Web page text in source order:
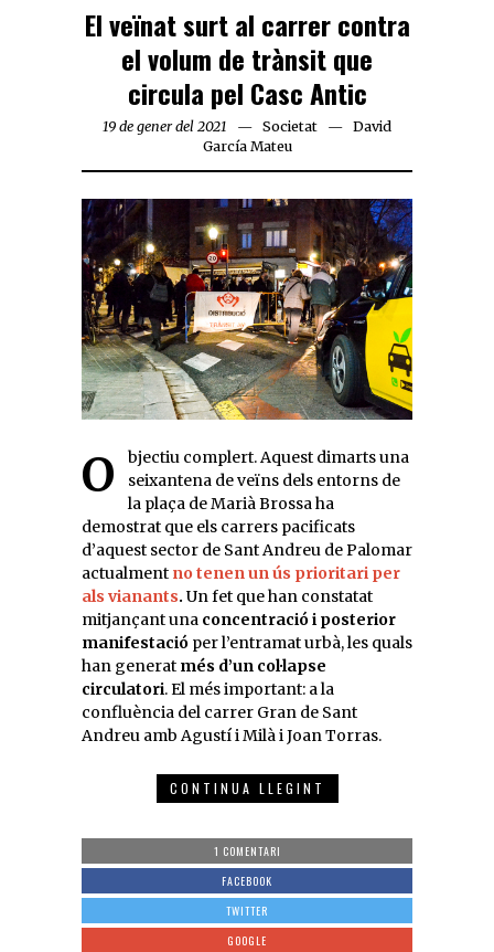
El veïnat surt al carrer contra
el volum de trànsit que
circula pel Casc Antic
19 de gener del 2021 Societat
David
García Mateu
Objectiu complert. Aquest dimarts una
seixantena de veïns dels entorns de
la plaça de Marià Brossa ha
demostrat que els carrers pacificats
d’aquest sector de Sant Andreu de Palomar
actualment no tenen un ús prioritari per
als vianants. Un fet que han constatat
mitjançant una concentració i posterior
manifestació per l’entramat urbà, les quals
han generat més d’un col·lapse
circulatori. El més important: a la
confluència del carrer Gran de Sant
Andreu amb Agustí i Milà i JoanTorras.
CONTINUA LLEGINT
1 COMENTARI
FACEBOOK
TWITTER
GOOGLE